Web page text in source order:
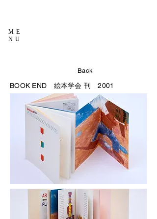
ME
NU
Back
BOOK END 絵本学会 刊 2001